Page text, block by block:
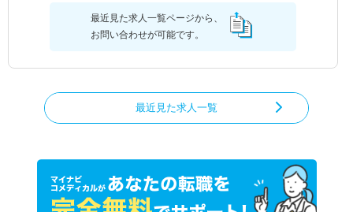
最近見た求人一覧ページから、
お問い合わせが可能です。
最近見た求人一覧